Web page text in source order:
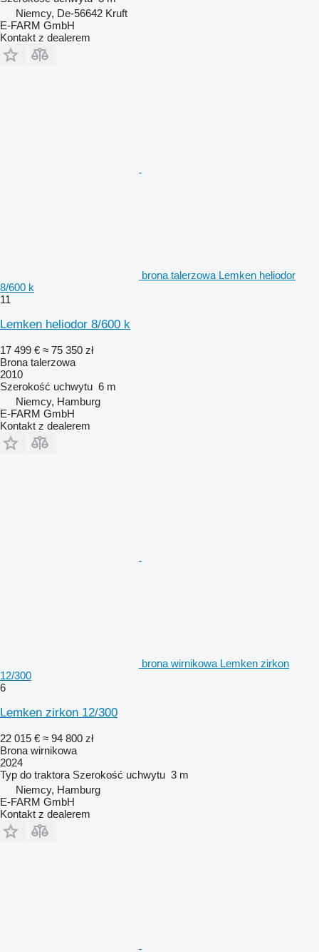
Niemcy, De-56642 Kruft
E-FARM GmbH
Kontakt z dealerem
brona talerzowa Lemken heliodor
8/600 k
11
Lemken heliodor 8/600 k
17 499 € ≈ 75 350 zł
Brona talerzowa
2010
Szerokość uchwytu 6 m
Niemcy, Hamburg
E-FARM GmbH
Kontakt z dealerem
brona wirnikowa Lemken zirkon
12/300
6
Lemken zirkon 12/300
22 015 € ≈ 94 800 zł
Brona wirnikowa
2024
Typ do traktora Szerokość uchwytu 3 m
Niemcy, Hamburg
E-FARM GmbH
Kontakt z dealerem